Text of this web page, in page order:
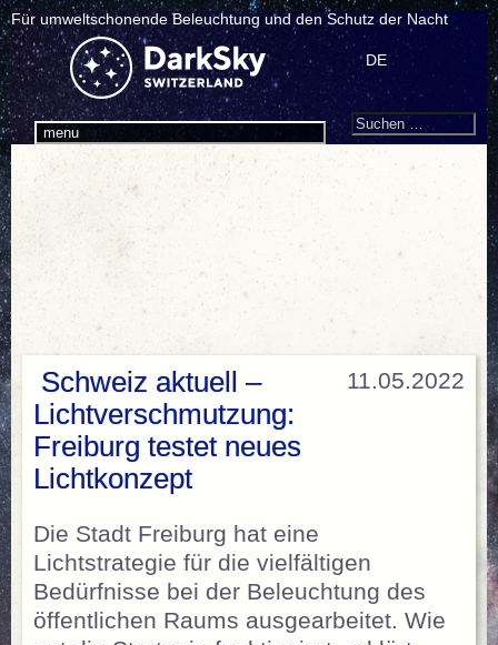
Für umweltschonende Beleuchtung und den Schutz der Nacht
menu
DE
Search
Suchen
11.05.2022
Schweiz aktuell –
Lichtverschmutzung:
Freiburg testet neues
Lichtkonzept
Die Stadt Freiburg hat eine
Lichtstrategie für die vielfältigen
Bedürfnisse bei der Beleuchtung des
öffentlichen Raums ausgearbeitet. Wie